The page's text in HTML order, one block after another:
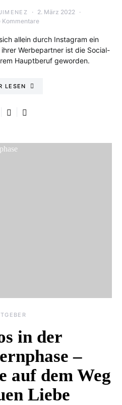
2. März 2022
Kommentare
allein durch Instagram ein
Werbepartner ist die Social-
Hauptberuf geworden.
LESEN
in der
–
auf dem Weg
Liebe